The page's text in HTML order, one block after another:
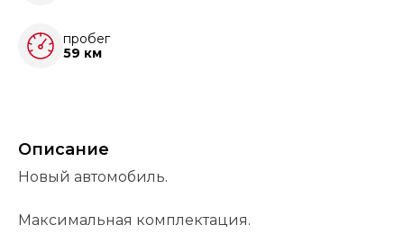
пробег
59 км
Описание
Новый автомобиль.
Максимальная комплектация.